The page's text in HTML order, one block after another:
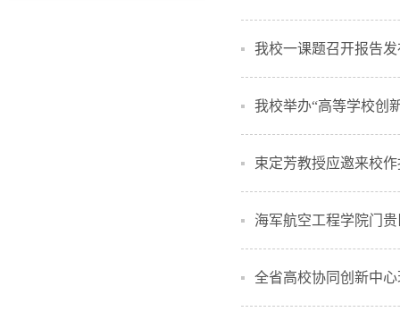
我校一课题召开报告
我校举办“高等学校创
束定芳教授应邀来校
海军航空工程学院门
全省高校协同创新中